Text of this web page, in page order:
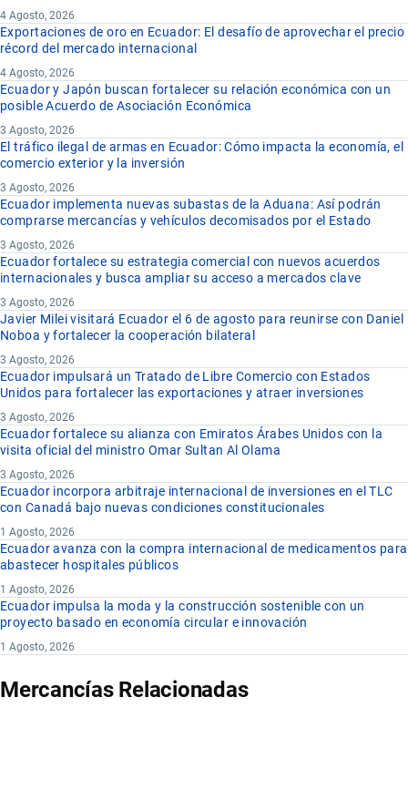
4 Agosto, 2026
Exportaciones de oro en Ecuador: El desafío de aprovechar el precio
récord del mercado internacional
4 Agosto, 2026
Ecuador y Japón buscan fortalecer su relación económica con un
posible Acuerdo de Asociación Económica
3 Agosto, 2026
El tráfico ilegal de armas en Ecuador: Cómo impacta la economía, el
comercio exterior y la inversión
3 Agosto, 2026
Ecuador implementa nuevas subastas de la Aduana: Así podrán
comprarse mercancías y vehículos decomisados por el Estado
3 Agosto, 2026
Ecuador fortalece su estrategia comercial con nuevos acuerdos
internacionales y busca ampliar su acceso a mercados clave
3 Agosto, 2026
Javier Milei visitará Ecuador el 6 de agosto para reunirse con Daniel
Noboa y fortalecer la cooperación bilateral
3 Agosto, 2026
Ecuador impulsará un Tratado de Libre Comercio con Estados
Unidos para fortalecer las exportaciones y atraer inversiones
3 Agosto, 2026
Ecuador fortalece su alianza con Emiratos Árabes Unidos con la
visita oficial del ministro Omar Sultan Al Olama
3 Agosto, 2026
Ecuador incorpora arbitraje internacional de inversiones en el TLC
con Canadá bajo nuevas condiciones constitucionales
1 Agosto, 2026
Ecuador avanza con la compra internacional de medicamentos para
abastecer hospitales públicos
1 Agosto, 2026
Ecuador impulsa la moda y la construcción sostenible con un
proyecto basado en economía circular e innovación
1 Agosto, 2026
Mercancías Relacionadas